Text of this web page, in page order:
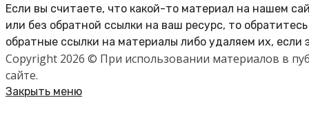
Если вы считаете, что какой-то материал на нашем
или без обратной ссылки на ваш ресурс, то
обратные ссылки на материалы либо удаляем их, если
Copyright 2026 © При использовании материалов в
сайте.
Закрыть меню